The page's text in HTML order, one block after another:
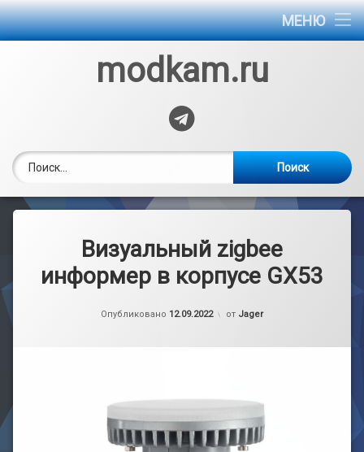
МЕНЮ
Главная
modkam.ru
Telegram
Визуальный zigbee
информер в корпусе GX53
Опубликовано 12.09.2022
Обновлено на
от Jager